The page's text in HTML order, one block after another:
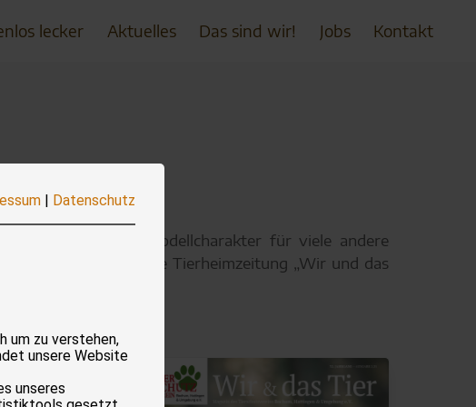
lecker Aktuelles Das sind wir! Jobs Kontakt
das seinerzeit Modellcharakter für viele andere
weiß erschienene Tierheimzeitung „Wir und das
Datenschutz
um zu verstehen,
unsere Website
unseres